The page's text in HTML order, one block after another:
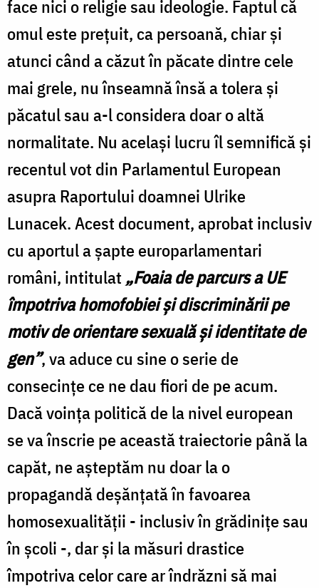
face nici o religie sau ideologie. Faptul că
omul este preţuit, ca persoană, chiar şi
atunci când a căzut în păcate dintre cele
mai grele, nu înseamnă însă a tolera şi
păcatul sau a-l considera doar o altă
normalitate. Nu acelaşi lucru îl semnifică şi
recentul vot din Parlamentul European
asupra Raportului doamnei Ulrike
Lunacek. Acest document, aprobat inclusiv
cu aportul a şapte europarlamentari
români, intitulat „Foaia de parcurs a UE
împotriva homofobiei şi discriminării pe
motiv de orientare sexuală şi identitate de
gen”, va aduce cu sine o serie de
consecinţe ce ne dau fiori de pe acum.
Dacă voinţa politică de la nivel european
se va înscrie pe această traiectorie până la
capăt, ne aşteptăm nu doar la o
propagandă deşănţată în favoarea
homosexualităţii - inclusiv în grădiniţe sau
în şcoli -, dar şi la măsuri drastice
împotriva celor care ar îndrăzni să mai